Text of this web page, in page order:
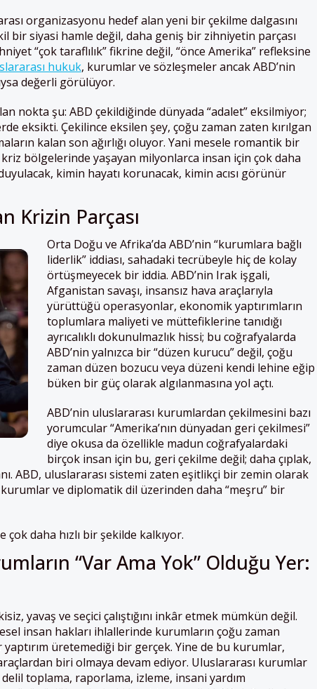
organizasyonu hedef alan yeni bir çekilme dalgasını
bir siyasi hamle değil, daha geniş bir zihniyetin parçası
“çok taraflılık” fikrine değil, “önce Amerika” refleksine
hukuk, kurumlar ve sözleşmeler ancak ABD’nin
değerli görülüyor.
nokta şu: ABD çekildiğinde dünyada “adalet” eksilmiyor;
eksikti. Çekilince eksilen şey, çoğu zaman zaten kırılgan
kalan son ağırlığı oluyor. Yani mesele romantik bir
kriz bölgelerinde yaşayan milyonlarca insan için çok daha
kimin hayatı korunacak, kimin acısı görünür
Krizin Parçası
Orta Doğu ve Afrika’da ABD’nin “kurumlara bağlı
liderlik” iddiası, sahadaki tecrübeyle hiç de kolay
örtüşmeyecek bir iddia. ABD’nin Irak işgali,
Afganistan savaşı, insansız hava araçlarıyla
yürüttüğü operasyonlar, ekonomik yaptırımların
toplumlara maliyeti ve müttefiklerine tanıdığı
ayrıcalıklı dokunulmazlık hissi; bu coğrafyalarda
ABD’nin yalnızca bir “düzen kurucu” değil, çoğu
zaman düzen bozucu veya düzeni kendi lehine eğip
büken bir güç olarak algılanmasına yol açtı.
ABD’nin uluslararası kurumlardan çekilmesini bazı
yorumcular “Amerika’nın dünyadan geri çekilmesi”
diye okusa da özellikle madun coğrafyalardaki
birçok insan için bu, geri çekilme değil; daha çıplak,
ABD, uluslararası sistemi zaten eşitlikçi bir zemin olarak
ve diplomatik dil üzerinden daha “meşru” bir
daha hızlı bir şekilde kalkıyor.
“Var Ama Yok” Olduğu Yer:
yavaş ve seçici çalıştığını inkâr etmek mümkün değil.
insan hakları ihlallerinde kurumların çoğu zaman
yaptırım üretemediği bir gerçek. Yine de bu kurumlar,
biri olmaya devam ediyor. Uluslararası kurumlar
toplama, raporlama, izleme, insani yardım